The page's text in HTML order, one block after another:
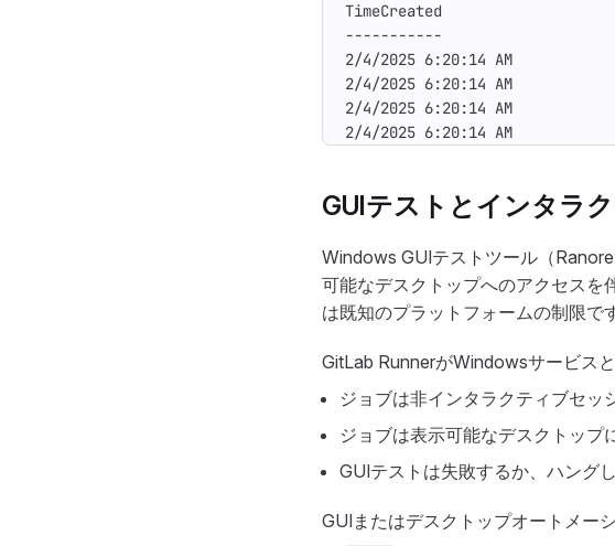
2/4/2025 6:20:14
2/4/2025 6:20:14
2/4/2025 6:20:14
2/4/2025 6:20:14
GUIテストとインタラ
Windows GUIテストツール（
可能なデスクトップへのアクセスを
は既知のプラットフォームの制限で
GitLab RunnerがWindowsサービス
ジョブは非インタラクティブセッ
ジョブは表示可能なデスクトップ
GUIテストは失敗するか、ハングし
GUIまたはデスクトップオートメー